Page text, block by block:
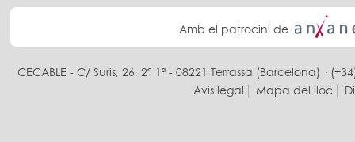
Amb el patrocini de
CECABLE - C/ Suris, 26, 2° 1ª - 08221 Terrassa (Barcelona) ·
Avís legal
Mapa del lloc